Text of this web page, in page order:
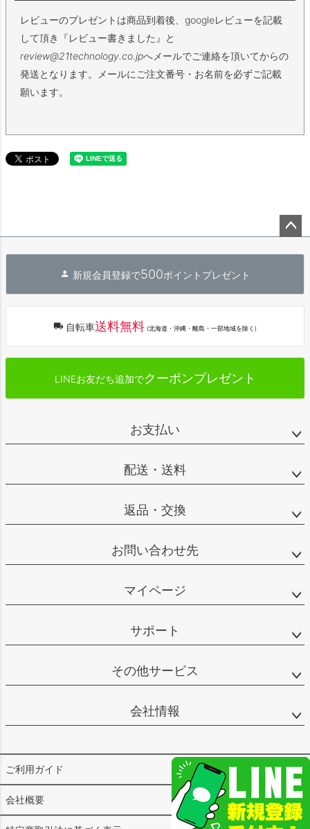
レビューのプレゼントは商品到着後、googleレビューを記載
して頂き『レビュー書きました』と
review@21technology.co.jpへメールでご連絡を頂いてからの
発送となります。メールにご注文番号・お名前を必ずご記載
願います。
新規会員登録で500ポイントプレゼント
自転車送料無料 (北海道・沖縄・離島・一部地域を除く)
LINEお友だち追加でクーポンプレゼント
お支払い
配送・送料
返品・交換
お問い合わせ先
マイページ
サポート
その他サービス
会社情報
ご利用ガイド
会社概要